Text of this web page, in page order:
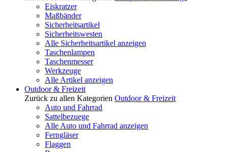
Eiskratzer
Maßbänder
Sicherheitsartikel
Sicherheitswesten
Alle Sicherheitsartikel anzeigen
Taschenlampen
Taschenmesser
Werkzeuge
Alle Artikel anzeigen
Outdoor & Freizeit
Zurück zu allen Kategorien Outdoor & Freizeit
Auto und Fahrrad
Sattelbezuege
Alle Auto und Fahrrad anzeigen
Ferngläser
Flaggen